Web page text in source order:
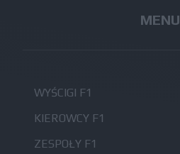
MENU
WYŚCIGI F1
KIEROWCY F1
ZESPOŁY F1